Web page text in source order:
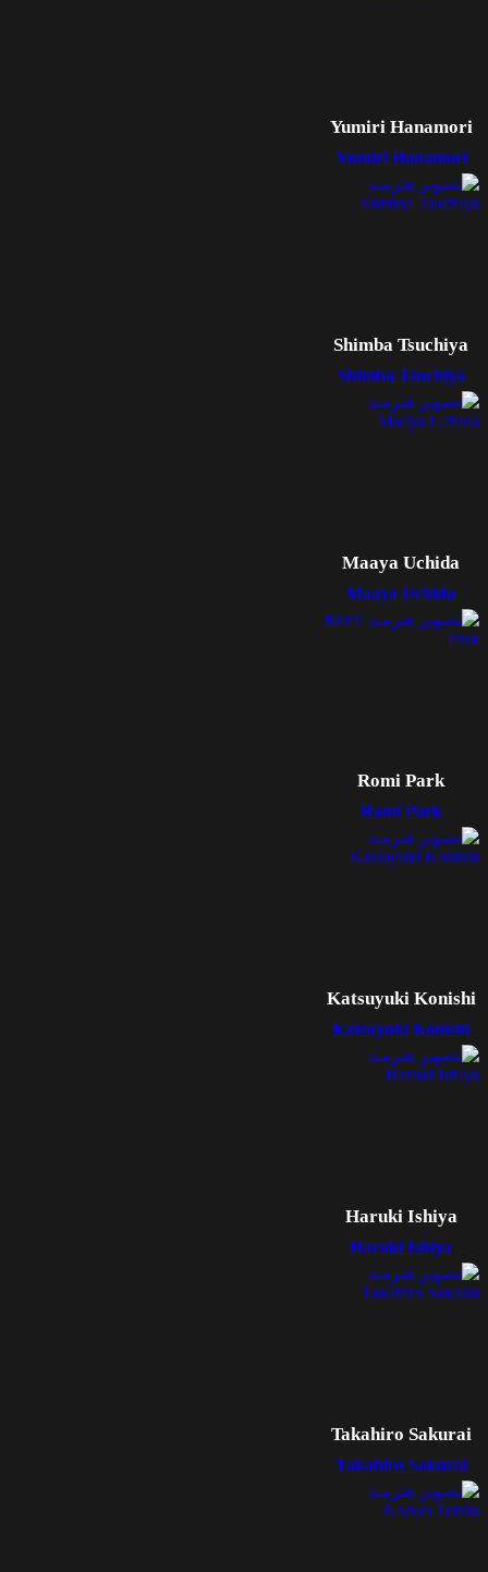
Yumiri Hanamori
Yumiri Hanamori
Shimba Tsuchiya
Shimba Tsuchiya
Maaya Uchida
Maaya Uchida
Romi Park
Romi Park
Katsuyuki Konishi
Katsuyuki Konishi
Haruki Ishiya
Haruki Ishiya
Takahiro Sakurai
Takahiro Sakurai